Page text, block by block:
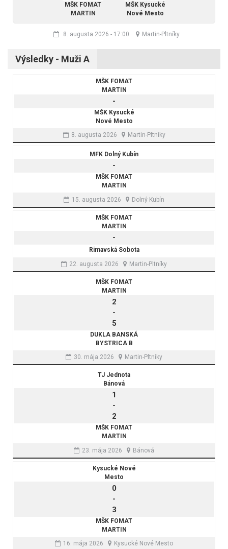
MŠK FOMAT
MARTIN
MŠK Kysucké
Nové Mesto
8. augusta 2026 - 17:00 Martin-Pltníky
Výsledky - Muži A
MŠK FOMAT
MARTIN
-
MŠK Kysucké
Nové Mesto
8. augusta 2026
Martin-Pltníky
MFK Dolný Kubín
-
MŠK FOMAT
MARTIN
15. augusta 2026
Dolný Kubín
MŠK FOMAT
MARTIN
-
Rimavská Sobota
22. augusta 2026
Martin-Pltníky
MŠK FOMAT
MARTIN
2
-
5
DUKLA BANSKÁ
BYSTRICA B
30. mája 2026
Martin-Pltníky
TJ Jednota
Bánová
1
-
2
MŠK FOMAT
MARTIN
23. mája 2026
Bánová
Kysucké Nové
Mesto
0
-
3
MŠK FOMAT
MARTIN
16. mája 2026
Kysucké Nové Mesto